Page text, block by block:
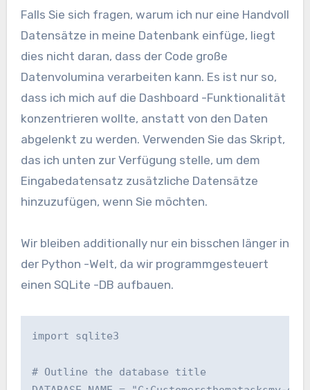
Falls Sie sich fragen, warum ich nur eine Handvoll
Datensätze in meine Datenbank einfüge, liegt
dies nicht daran, dass der Code große
Datenvolumina verarbeiten kann. Es ist nur so,
dass ich mich auf die Dashboard -Funktionalität
konzentrieren wollte, anstatt von den Daten
abgelenkt zu werden. Verwenden Sie das Skript,
das ich unten zur Verfügung stelle, um dem
Eingabedatensatz zusätzliche Datensätze
hinzuzufügen, wenn Sie möchten.
Wir bleiben additionally nur ein bisschen länger in
der Python -Welt, da wir programmgesteuert
einen SQLite -DB aufbauen.
import sqlite3
# Outline the database title